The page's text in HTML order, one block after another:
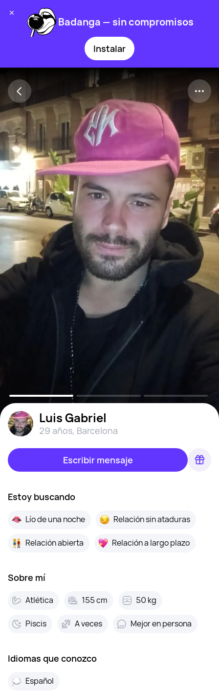
Badanga — sin compromisos
Instalar
Luis Gabriel
29 años, Barcelona
Escribir mensaje
Estoy buscando
Lío de una noche Relación sin ataduras
Relación abierta Relación a largo plazo
Sobre mí
Atlética 155 cm 50 kg
Piscis A veces Mejor en persona
Idiomas que conozco
Español